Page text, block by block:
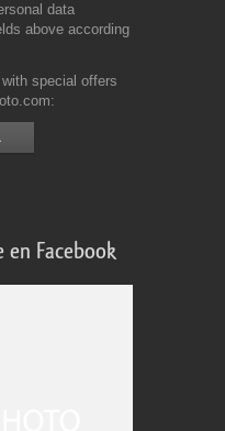
data
above according
special offers
en Facebook